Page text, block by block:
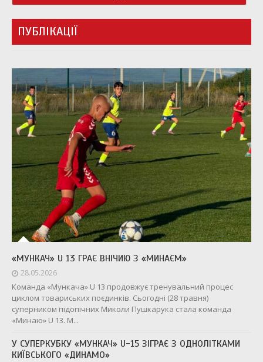
ПУБЛІКАЦІЇ
«МУНКАЧ» U 13 ГРАЄ ВНІЧИЮ З «МИНАЄМ»
28.05.2026
Команда «Мункача» U 13 продовжує тренувальний процес
циклом товариських поєдинків. Сьогодні (28 травня)
суперником підопічних Миколи Пушкарука стала команда
«Минаю» U 13. М...
У СУПЕРКУБКУ «МУНКАЧ» U-15 ЗІГРАЄ З ОДНОЛІТКАМИ
КИЇВСЬКОГО «ДИНАМО»